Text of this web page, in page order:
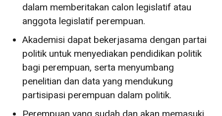
dalam memberitakan calon legislatif atau
anggota legislatif perempuan.
Akademisi dapat bekerjasama dengan partai
politik untuk menyediakan pendidikan politik
bagi perempuan, serta menyumbang
penelitian dan data yang mendukung
partisipasi perempuan dalam politik.